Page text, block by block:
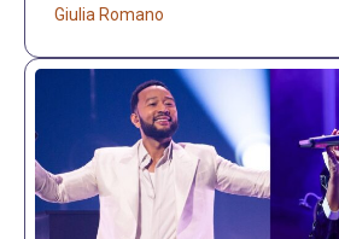
Giulia Romano